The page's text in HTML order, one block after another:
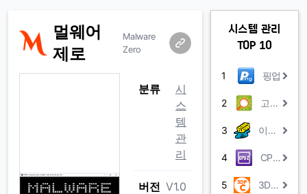
멀웨어
제로
Malware
Zero
분류
시
스
템
관
리
버전 V1.0
시스템 관리
TOP 10
1 핑업
2 고클린
3 이지클린
4 CPU-Z
5 3DP Chip